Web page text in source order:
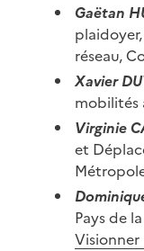
Gaëtan
réseau,
Xavier
mobilités
Virginie
et
Pays de